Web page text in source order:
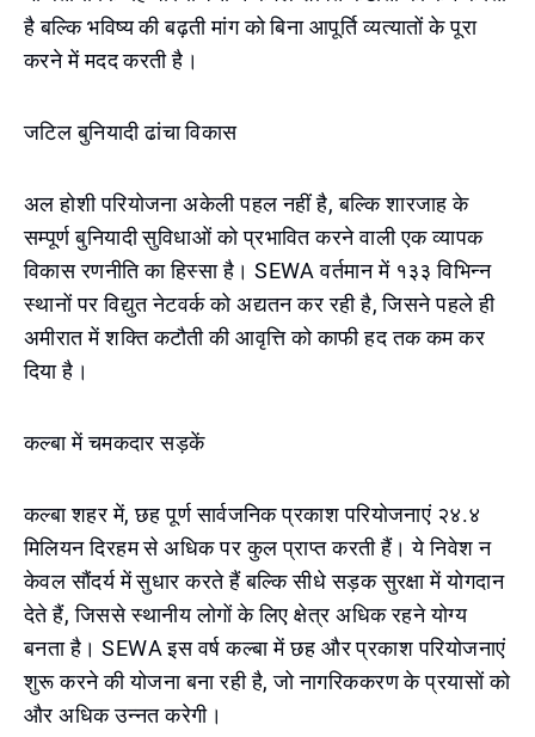
है बल्कि भविष्य की बढ़ती मांग को बिना आपूर्ति व्यत्यातों के पूरा
करने में मदद करती है।
जटिल बुनियादी ढांचा विकास
अल होशी परियोजना अकेली पहल नहीं है, बल्कि शारजाह के
सम्पूर्ण बुनियादी सुविधाओं को प्रभावित करने वाली एक व्यापक
विकास रणनीति का हिस्सा है। SEWA वर्तमान में १३३ विभिन्न
स्थानों पर विद्युत नेटवर्क को अद्यतन कर रही है, जिसने पहले ही
अमीरात में शक्ति कटौती की आवृत्ति को काफी हद तक कम कर
दिया है।
कल्बा में चमकदार सड़कें
कल्बा शहर में, छह पूर्ण सार्वजनिक प्रकाश परियोजनाएं २४.४
मिलियन दिरहम से अधिक पर कुल प्राप्त करती हैं। ये निवेश न
केवल सौंदर्य में सुधार करते हैं बल्कि सीधे सड़क सुरक्षा में योगदान
देते हैं, जिससे स्थानीय लोगों के लिए क्षेत्र अधिक रहने योग्य
बनता है। SEWA इस वर्ष कल्बा में छह और प्रकाश परियोजनाएं
शुरू करने की योजना बना रही है, जो नागरिककरण के प्रयासों को
और अधिक उन्नत करेगी।